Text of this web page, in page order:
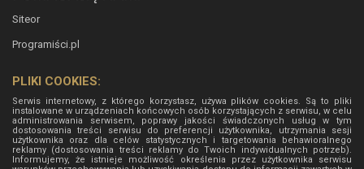
Siteor
Programiści.pl
PLIKI COOKIES:
Serwis internetowy, z którego korzystasz, używa plików cookies. Są to pliki
instalowane w urządzeniach końcowych osób korzystających z serwisu, w celu
administrowania serwisem, poprawy jakości świadczonych usług w tym
dostosowania treści serwisu do preferencji użytkownika, utrzymania sesji
użytkownika oraz dla celów statystycznych i targetowania behawioralnego
reklamy (dostosowania treści reklamy do Twoich indywidualnych potrzeb).
Informujemy, że istnieje możliwość określenia przez użytkownika serwisu